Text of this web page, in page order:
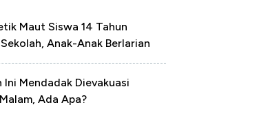
Maut Siswa 14 Tahun
Anak-Anak Berlarian
Ini Mendadak Dievakuasi
Ada Apa?